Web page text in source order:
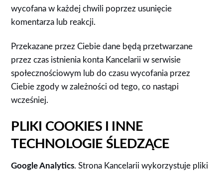
wycofana w każdej chwili poprzez usunięcie
komentarza lub reakcji.
Przekazane przez Ciebie dane będą przetwarzane
przez czas istnienia konta Kancelarii w serwisie
społecznościowym lub do czasu wycofania przez
Ciebie zgody w zależności od tego, co nastąpi
wcześniej.
PLIKI COOKIES I INNE
TECHNOLOGIE ŚLEDZĄCE
Google Analytics. Strona Kancelarii wykorzystuje pliki